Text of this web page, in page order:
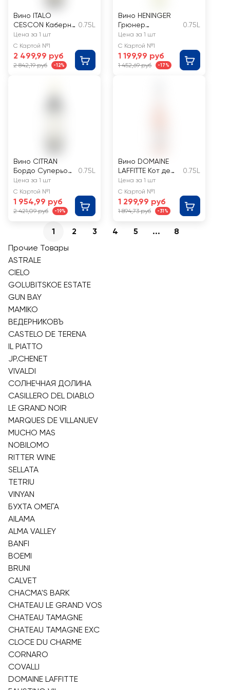
Вино ITALO
CESCON Каберне
Пиаве сортовое
красное сухое
0.75L
Цена за 1 шт
С Картой №1
2 499,99 руб
2 842,19 руб -12%
Вино HENINGER
Грюнер
Вельтлинер
белое сухое
0.75L
Цена за 1 шт
С Картой №1
1 199,99 руб
1 452,69 руб -17%
Вино CITRAN
Бордо Суперьор
красное сухое
0.75L
Цена за 1 шт
С Картой №1
1 954,99 руб
2 421,09 руб -19%
Вино DOMAINE
LAFFITTE Кот де
Гасконь Домен
Лаффит Розе
ординарное
розовое сухое
0.75L
Цена за 1 шт
С Картой №1
1 299,99 руб
1 894,73 руб -31%
1 2 3 4 5 ...
8
Прочие Товары
ASTRALE
CIELO
GOLUBITSKOE ESTATE
GUN BAY
MAMIKO
ВЕДЕРНИКОВЪ
CASTELO DE TERENA
IL PIATTO
JP.CHENET
VIVALDI
СОЛНЕЧНАЯ ДОЛИНА
CASILLERO DEL DIABLO
LE GRAND NOIR
MARQUES DE VILLANUEV
MUCHO MAS
NOBILOMO
RITTER WINE
SELLATA
TETRIU
VINYAN
БУХТА ОМЕГА
AILAMA
ALMA VALLEY
BANFI
BOEMI
BRUNI
CALVET
CHACMA'S BARK
CHATEAU LE GRAND VOS
CHATEAU TAMAGNE
CHATEAU TAMAGNE EXC
CLOCE DU CHARME
CORNARO
COVALLI
DOMAINE LAFFITTE